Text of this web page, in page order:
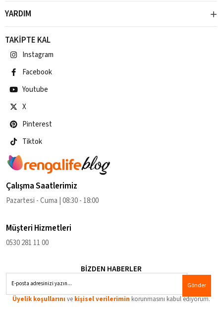
YARDIM
TAKİPTE KAL
Instagram
Facebook
Youtube
X
Pinterest
Tiktok
Çalışma Saatlerimiz
Pazartesi - Cuma | 08:30 - 18:00
Müşteri Hizmetleri
0530 281 11 00
BİZDEN HABERLER
Gönder
Üyelik koşullarını ve kişisel verilerimin korunmasını kabul ediyorum.